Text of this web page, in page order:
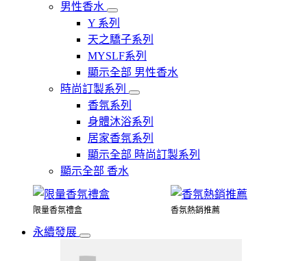
男性香水
Y 系列
天之驕子系列
MYSLF系列
顯示全部 男性香水
時尚訂製系列
香氛系列
身體沐浴系列
居家香氛系列
顯示全部 時尚訂製系列
顯示全部 香水
限量香氛禮盒 香氛熱銷推薦
永續發展